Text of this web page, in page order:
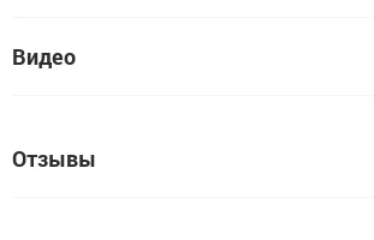
Предохранитель автомат резьбовой ПАР-10
В наличии:
Видео
Отзывы